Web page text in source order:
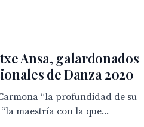
Ansa, galardonados
de Danza 2020
“la profundidad de su
maestría con la que...